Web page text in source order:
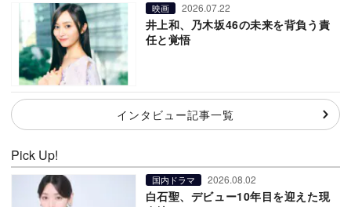
映画 2026.07.22
井上和、乃木坂46の未来を背負う責
任と覚悟
インタビュー記事一覧
Pick Up!
国内ドラマ 2026.08.02
白石聖、デビュー10年目を迎えた現